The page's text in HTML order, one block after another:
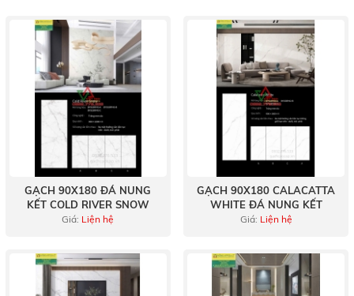
GẠCH 90X180 ĐÁ NUNG
KẾT COLD RIVER SNOW
Giá: Liện hệ
GẠCH 90X180 CALACATTA
WHITE ĐÁ NUNG KẾT
Giá: Liện hệ